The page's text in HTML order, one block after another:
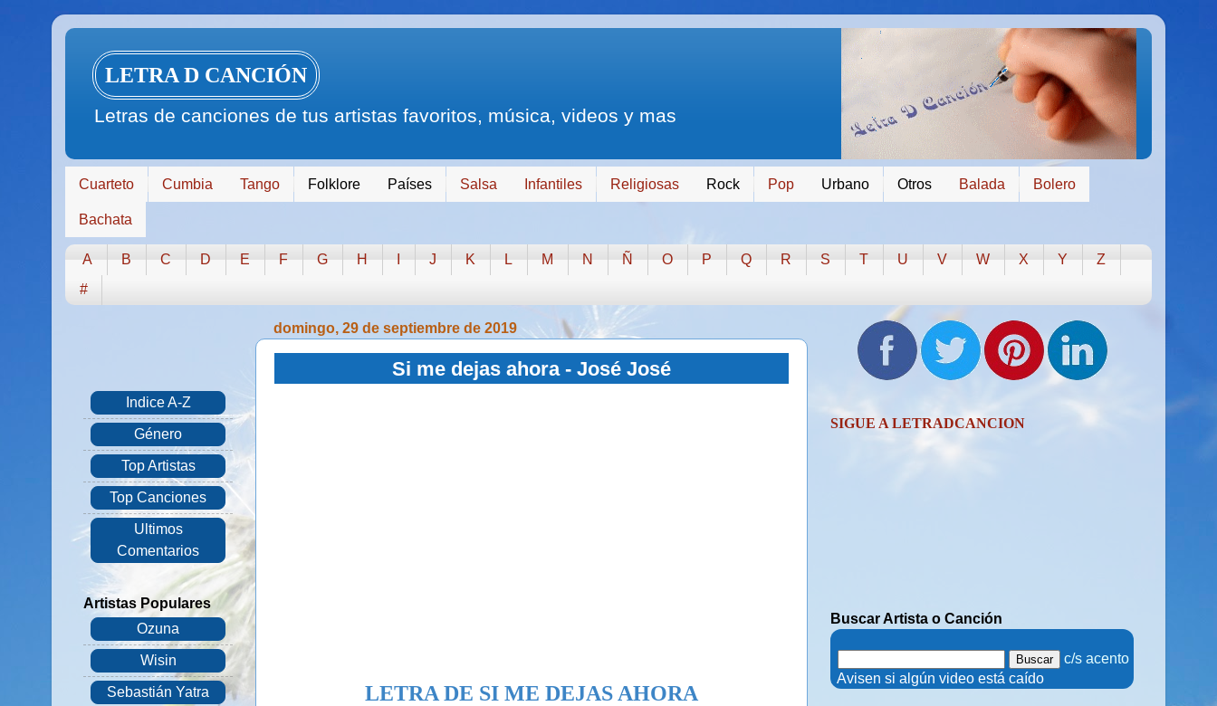
LETRA D CANCIÓN
Letras de canciones de tus artistas favoritos, música, videos y mas
Cuarteto Cumbia Tango Folklore Países Salsa Infantiles Religiosas Rock Pop Urbano Otros Balada Bolero
Bachata
A B C D E F G H J K L M N Ñ O P Q R S T U V W X Y
Z
#
domingo, 29 de septiembre de 2019
Si me dejas ahora - José José
LETRA DE SI ME DEJAS AHORA
Indice A-Z
Género
Top Artistas
Top Canciones
Ultimos
Comentarios
Artistas Populares
Ozuna
Wisin
Sebastián Yatra
SIGUE A LETRADCANCION
Buscar Artista o Canción
c/s acento
. Avisen si algún video está caído